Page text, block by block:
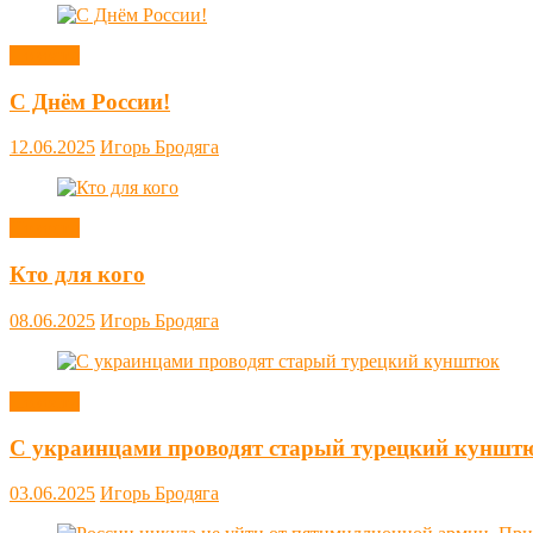
С Днём России!
12.06.2025 Игорь Бродяга
Кто для кого
08.06.2025 Игорь Бродяга
С украинцами проводят старый турецкий
03.06.2025 Игорь Бродяга